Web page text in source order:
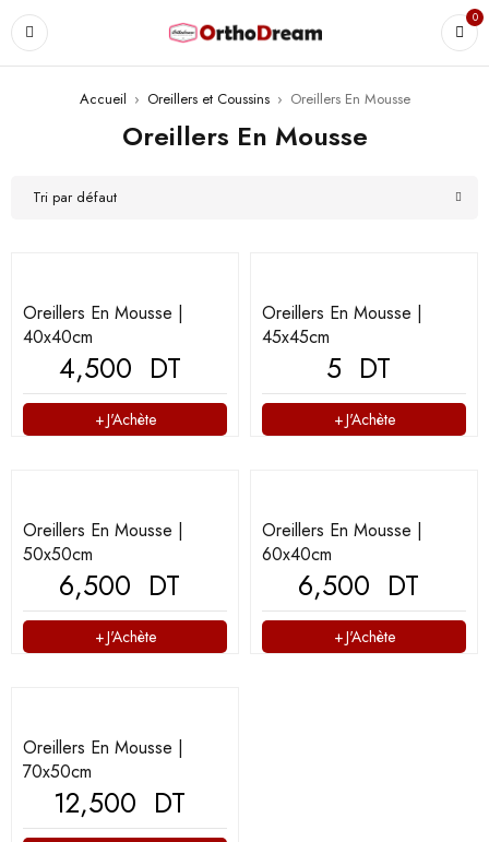
0
Accueil › Oreillers et Coussins › Oreillers En Mousse
Oreillers En Mousse
Tri par défaut
Oreillers En Mousse |
40x40cm
4,500 DT
J'Achète
Oreillers En Mousse |
45x45cm
5 DT
J'Achète
Oreillers En Mousse |
50x50cm
6,500 DT
J'Achète
Oreillers En Mousse |
60x40cm
6,500 DT
J'Achète
Oreillers En Mousse |
70x50cm
12,500 DT